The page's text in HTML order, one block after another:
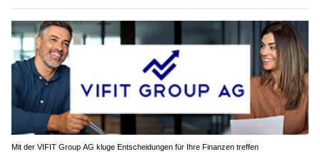
Mit der VIFIT Group AG kluge Entscheidungen für Ihre Finanzen treffen